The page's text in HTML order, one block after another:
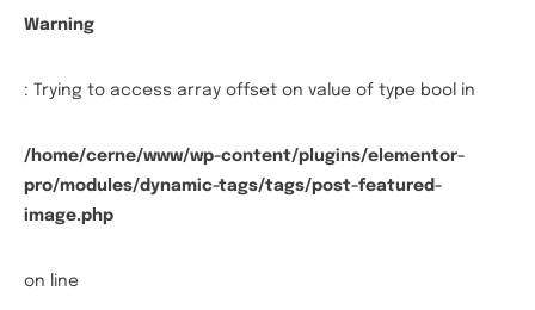
Warning
: Trying to access array offset on value of type bool in
/home/cerne/www/wp-content/plugins/elementor-
pro/modules/dynamic-tags/tags/post-featured-
image.php
on line